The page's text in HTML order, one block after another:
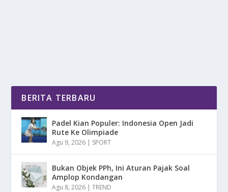
BERITA TERBARU
Padel Kian Populer: Indonesia Open Jadi
Rute Ke Olimpiade
Agu 9, 2026 | SPORT
Bukan Objek PPh, Ini Aturan Pajak Soal
Amplop Kondangan
Agu 8, 2026 |TREND